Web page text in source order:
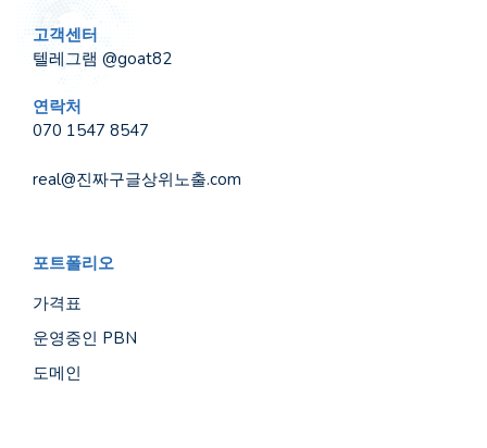
고객센터
텔레그램 @goat82
연락처
070 1547 8547
real@진짜구글상위노출.com
포트폴리오
가격표
운영중인 PBN
도메인